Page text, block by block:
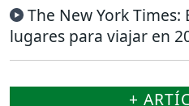
The New York
lugares para viajar en
+